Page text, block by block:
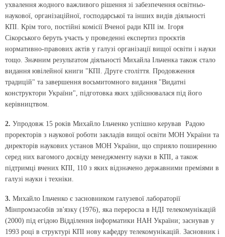
ухвалення жодного важливого рішення зі забезпечення освітньо-
наукової, організаційної, господарської та інших видів діяльності
КПІ. Крім того, постійні комісії Вченої ради КПІ ім. Ігоря
Сікорського беруть участь у проведенні експертиз проєктів
нормативно-правових актів у галузі організації вищої освіти і науки
тощо. Значним результатом діяльності Михайла Ільченка також стало
видання ювілейної книги "КПІ. Друге століття. Продовження
традицій" та завершення восьмитомного видання "Видатні
конструктори України", підготовка яких здійснювалася під його
керівництвом.
2. Упродовж 15 років Михайло Ільченко успішно керував Радою
проректорів з наукової роботи закладів вищої освіти МОН України та
директорів наукових установ МОН України, що сприяло поширенню
серед них вагомого досвіду менеджменту науки в КПІ, а також
підтримці вчених КПІ, 110 з яких відзначено державними преміями в
галузі науки і техніки.
3. Михайло Ільченко є засновником галузевої лабораторії
Мінпромзасобів зв'язку (1976), яка переросла в НДІ телекомунікацій
(2000) під егідою Відділення інформатики НАН України; заснував у
1993 році в структурі КПІ нову кафедру телекомунікацій. Засновник і